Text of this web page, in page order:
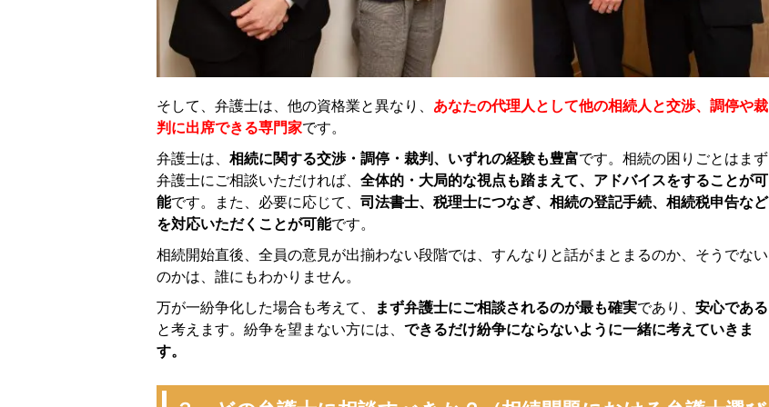
そして、弁護士は、他の資格業と異なり、 あなたの代理人として他の相続人と交渉、調停や裁
判に出席できる専門家です。
弁護士は、 相続に関する交渉・調停・裁判、いずれの経験も豊富です。相続の困りごとはまず
弁護士にご相談いただければ、 全体的・大局的な視点も踏まえて、アドバイスをすることが可
能です。また、必要に応じて、 司法書士、税理士につなぎ、相続の登記手続、相続税申告など
を対応いただくことが可能です。
相続開始直後、全員の意見が出揃わない段階では、すんなりと話がまとまるのか、そうでない
のかは、誰にもわかりません。
万が一紛争化した場合も考えて、
まず弁護士にご相談されるのが最も確実であり、 安心である
と考えます。紛争を望まない方には、 できるだけ紛争にならないように一緒に考えていきま
す。